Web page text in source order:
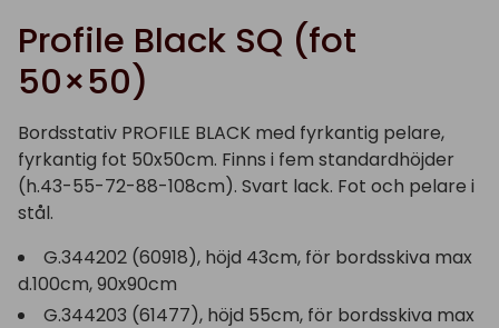
Profile Black SQ (fot
50×50)
Bordsstativ PROFILE BLACK med fyrkantig pelare,
fyrkantig fot 50x50cm. Finns i fem standardhöjder
(h.43-55-72-88-108cm). Svart lack. Fot och pelare i
stål.
G.344202 (60918), höjd 43cm, för bordsskiva max
d.100cm, 90x90cm
G.344203 (61477), höjd 55cm, för bordsskiva max